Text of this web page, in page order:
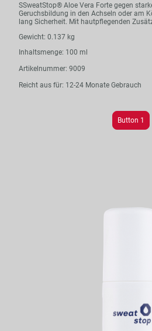
SSweatStop® Aloe Vera Forte gegen
Geruchsbildung in den Achseln oder am
lang Sicherheit. Mit hautpflegenden
Gewicht: 0.137 kg
Inhaltsmenge: 100 ml
Artikelnummer: 9009
Reicht aus für: 12-24 Monate Gebrauch
Button 1